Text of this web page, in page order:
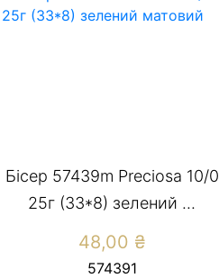
Бісер 57439m Preciosa 10/0
25г (33*8) зелений ...
48,00 ₴
574391